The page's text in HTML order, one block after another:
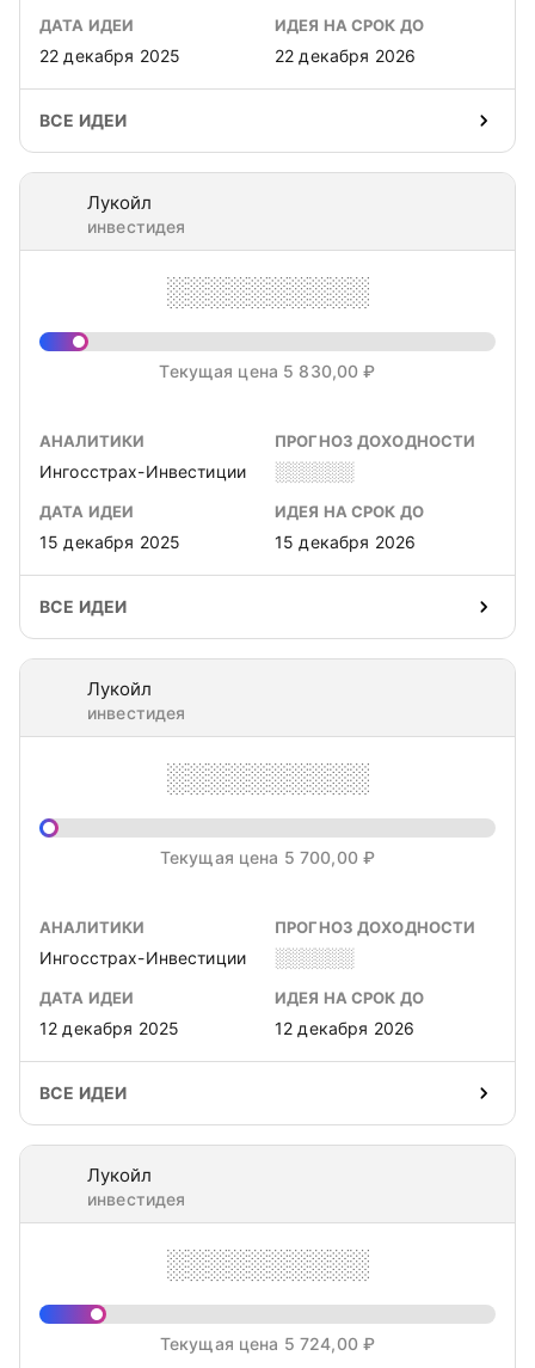
ДАТА ИДЕИ
22 декабря 2025
ИДЕЯ НА СРОК ДО
22 декабря 2026
ВСЕ ИДЕИ
Лукойл
инвестидея
░░░░░░░░░░
Текущая цена 5 830,00 ₽
АНАЛИТИКИ
Ингосстрах-Инвестиции
ПРОГНОЗ ДОХОДНОСТИ
░░░░░░
ДАТА ИДЕИ
15 декабря 2025
ИДЕЯ НА СРОК ДО
15 декабря 2026
ВСЕ ИДЕИ
Лукойл
инвестидея
░░░░░░░░░░
Текущая цена 5 700,00 ₽
АНАЛИТИКИ
Ингосстрах-Инвестиции
ПРОГНОЗ ДОХОДНОСТИ
░░░░░░
ДАТА ИДЕИ
12 декабря 2025
ИДЕЯ НА СРОК ДО
12 декабря 2026
ВСЕ ИДЕИ
Лукойл
инвестидея
░░░░░░░░░░
Текущая цена 5 724,00 ₽